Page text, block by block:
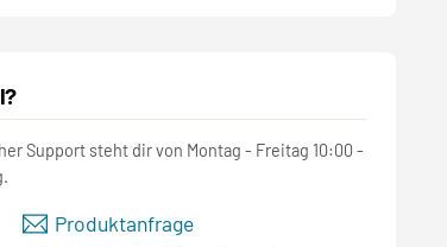
Support steht dir von Montag - Freitag 10:00 -
Produktanfrage